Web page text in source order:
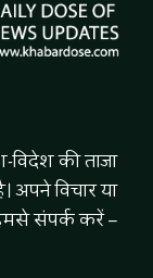
विदेश की ताजा
अपने विचार या
संपर्क करें –